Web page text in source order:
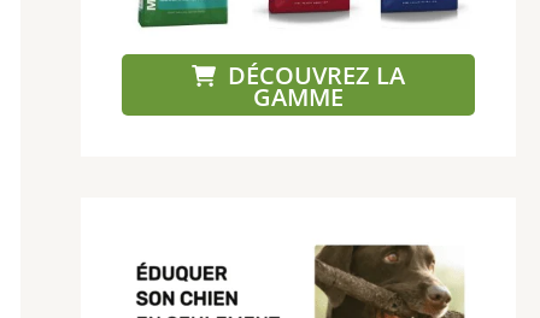
DÉCOUVREZ LA
GAMME